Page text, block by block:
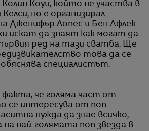
Колин Коуи, който не участва в
но е организирал
Дженифър Лопес и Бен Афлек
искат да знаят как могат да
ред на тази сватба. Ще
това да се
обяснява специалистът.
факта, че голяма част от
се интересува от поп
нужда да знае всичко,
на най-голямата поп звезда в